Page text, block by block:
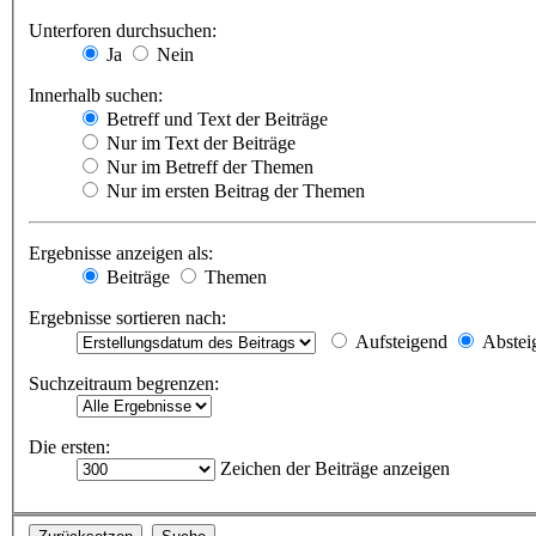
Unterforen durchsuchen:
Ja
Nein
Innerhalb suchen:
Betreff und Text der Beiträge
Nur im Text der Beiträge
Nur im Betreff der Themen
Nur im ersten Beitrag der Themen
Ergebnisse anzeigen als:
Beiträge
Themen
Ergebnisse sortieren nach:
Aufsteigend
Suchzeitraum begrenzen:
Die ersten:
Zeichen der Beiträge anzeigen